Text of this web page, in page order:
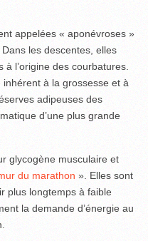
appelées « aponévroses »
les descentes, elles
l’origine des courbatures.
à la grossesse et à
adipeuses des
d’une plus grande
glycogène musculaire et
du marathon ». Elles sont
plus longtemps à faible
la demande d’énergie au